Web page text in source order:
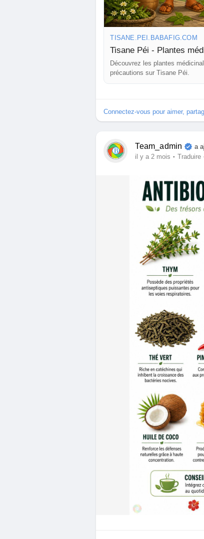
TISANE.PEI.BABAFIG.COM
Tisane Péi - Plantes
Découvrez les plantes
précautions sur Tisane Péi.
Connectez-vous pour aimer,
Team_admin a
il y a 2 mois · Traduire